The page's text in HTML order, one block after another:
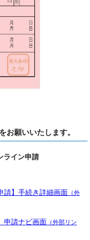
お願いいたします。
イン申請
請】手続き詳細画面 （外
申請ナビ画面 （外部リン